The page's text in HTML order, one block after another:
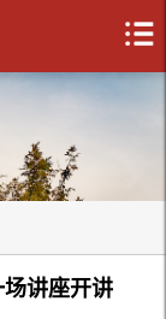
讲座开讲